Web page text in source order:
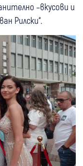
–вкусови и
Рилски“.